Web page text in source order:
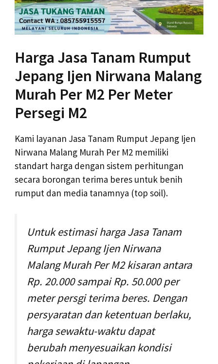
Harga Jasa Tanam Rumput
Jepang Ijen Nirwana Malang
Murah Per M2 Per Meter
Persegi M2
Kami layanan Jasa Tanam Rumput Jepang Ijen
Nirwana Malang Murah Per M2 memiliki
standart harga dengan sistem perhitungan
secara borongan terima beres untuk benih
rumput dan media tanamnya (top soil).
Untuk estimasi harga Jasa Tanam
Rumput Jepang Ijen Nirwana
Malang Murah Per M2 kisaran antara
Rp. 20.000 sampai Rp. 50.000 per
meter persgi terima beres. Dengan
persyaratan dan ketentuan berlaku,
harga sewaktu-waktu dapat
berubah menyesuaikan kondisi